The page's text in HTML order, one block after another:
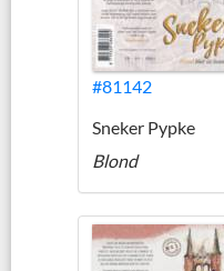
#81142
Sneker Pypke
Blond